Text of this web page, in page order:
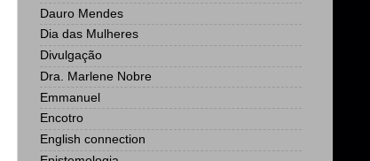
Dauro Mendes
Dia das Mulheres
Divulgação
Dra. Marlene Nobre
Emmanuel
Encotro
English connection